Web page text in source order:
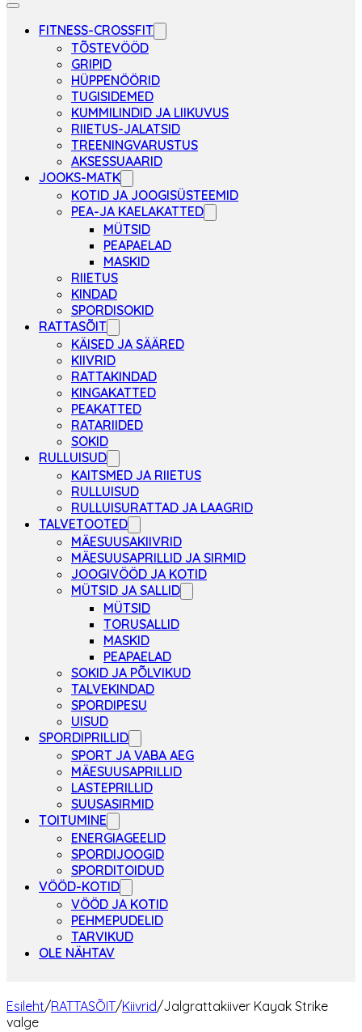
FITNESS-CROSSFIT
TÕSTEVÖÖD
GRIPID
HÜPPENÖÖRID
TUGISIDEMED
KUMMILINDID JA LIIKUVUS
RIIETUS-JALATSID
TREENINGVARUSTUS
AKSESSUAARID
JOOKS-MATK
KOTID JA JOOGISÜSTEEMID
PEA-JA KAELAKATTED
MÜTSID
PEAPAELAD
MASKID
RIIETUS
KINDAD
SPORDISOKID
RATTASÕIT
KÄISED JA SÄÄRED
KIIVRID
RATTAKINDAD
KINGAKATTED
PEAKATTED
RATARIIDED
SOKID
RULLUISUD
KAITSMED JA RIIETUS
RULLUISUD
RULLUISURATTAD JA LAAGRID
TALVETOOTED
MÄESUUSAKIIVRID
MÄESUUSAPRILLID JA SIRMID
JOOGIVÖÖD JA KOTID
MÜTSID JA SALLID
MÜTSID
TORUSALLID
MASKID
PEAPAELAD
SOKID JA PÕLVIKUD
TALVEKINDAD
SPORDIPESU
UISUD
SPORDIPRILLID
SPORT JA VABA AEG
MÄESUUSAPRILLID
LASTEPRILLID
SUUSASIRMID
TOITUMINE
ENERGIAGEELID
SPORDIJOOGID
SPORDITOIDUD
VÖÖD-KOTID
VÖÖD JA KOTID
PEHMEPUDELID
TARVIKUD
OLE NÄHTAV
Esileht/RATTASÕIT/Kiivrid/Jalgrattakiiver Kayak Strike
valge